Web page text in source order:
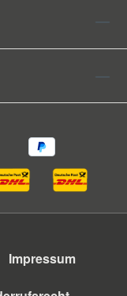
Impressum